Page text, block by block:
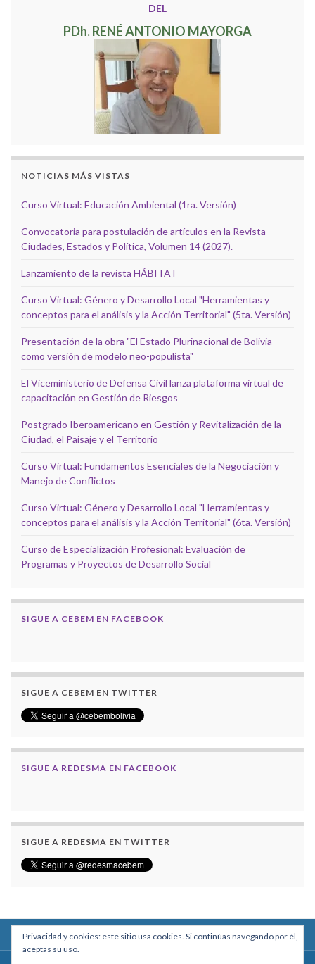
DEL
PDh. RENÉ ANTONIO MAYORGA
NOTICIAS MÁS VISTAS
Curso Virtual: Educación Ambiental (1ra. Versión)
Convocatoria para postulación de artículos en la Revista
Ciudades, Estados y Política, Volumen 14 (2027).
Lanzamiento de la revista HÁBITAT
Curso Virtual: Género y Desarrollo Local "Herramientas y
conceptos para el análisis y la Acción Territorial" (5ta. Versión)
Presentación de la obra "El Estado Plurinacional de Bolivia
como versión de modelo neo-populista"
El Viceministerio de Defensa Civil lanza plataforma virtual de
capacitación en Gestión de Riesgos
Postgrado Iberoamericano en Gestión y Revitalización de la
Ciudad, el Paisaje y el Territorio
Curso Virtual: Fundamentos Esenciales de la Negociación y
Manejo de Conflictos
Curso Virtual: Género y Desarrollo Local "Herramientas y
conceptos para el análisis y la Acción Territorial" (6ta. Versión)
Curso de Especialización Profesional: Evaluación de
Programas y Proyectos de Desarrollo Social
SIGUE A CEBEM EN FACEBOOK
SIGUE A CEBEM EN TWITTER
SIGUE A REDESMA EN FACEBOOK
SIGUE A REDESMA EN TWITTER
Privacidad y cookies: este sitio usa cookies. Si continúas navegando por él,
aceptas su uso.